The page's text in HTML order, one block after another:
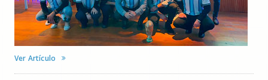
Ver Artículo